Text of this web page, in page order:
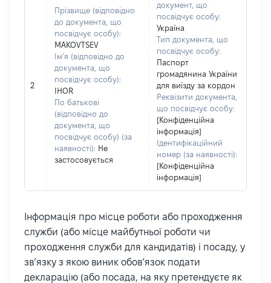
2
Прізвище (відповідно
до документа, що
посвідчує особу):
MAKOVTSEV
Ім’я (відповідно до
документа, що
посвідчує особу):
IHOR
По батькові
(відповідно до
документа, що
посвідчує особу) (за
наявності): Не
застосовується
документ, що
посвідчує особу:
Україна
Тип документа, що
посвідчує особу:
Паспорт
громадянина України
для виїзду за кордон
Реквізити документа,
що посвідчує особу:
[Конфіденційна
інформація]
Ідентифікаційний
номер (за наявності):
[Конфіденційна
інформація]
Інформація про місце роботи або проходження
служби (або місце майбутньої роботи чи
проходження служби для кандидатів) і посаду, у
зв’язку з якою виник обов’язок подати
декларацію (або посада, на яку претендуєте як